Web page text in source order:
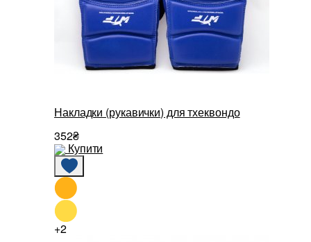
Накладки (рукавички) для тхеквондо
352₴
Купити
+2